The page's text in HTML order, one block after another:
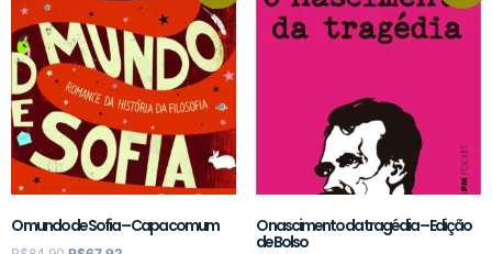
O mundo de Sofia – Capa comum O nascimento da tragédia – Edição
de Bolso